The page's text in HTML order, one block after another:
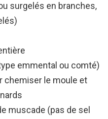
surgelés en branches,
emmental ou comté)
chemiser le moule et
muscade (pas de sel